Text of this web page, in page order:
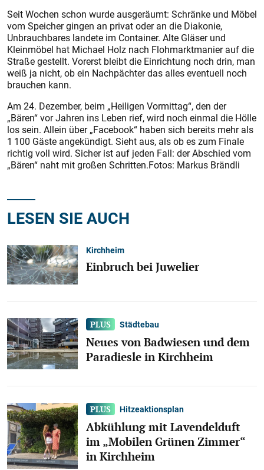
Seit Wochen schon wurde ausgeräumt: Schränke und Möbel
vom Speicher gingen an privat oder an die Diakonie,
Unbrauchbares landete im Container. Alte Gläser und
Kleinmöbel hat Michael Holz nach Flohmarktmanier auf die
Straße gestellt. Vorerst bleibt die Einrichtung noch drin, man
weiß ja nicht, ob ein Nachpächter das alles eventuell noch
brauchen kann.
Am 24. Dezember, beim „Heiligen Vormittag“, den der
„Bären“ vor Jahren ins Leben rief, wird noch einmal die Hölle
los sein. Allein über „Facebook“ haben sich bereits mehr als
1 100 Gäste angekündigt. Sieht aus, als ob es zum Finale
richtig voll wird. Sicher ist auf jeden Fall: der Abschied vom
„Bären“ naht mit großen Schritten.Fotos: Markus Brändli
LESEN SIE AUCH
Kirchheim
Einbruch bei Juwelier
Städtebau
Neues von Badwiesen und dem
Paradiesle in Kirchheim
Hitzeaktionsplan
Abkühlung mit Lavendelduft
im „Mobilen Grünen Zimmer“
in Kirchheim